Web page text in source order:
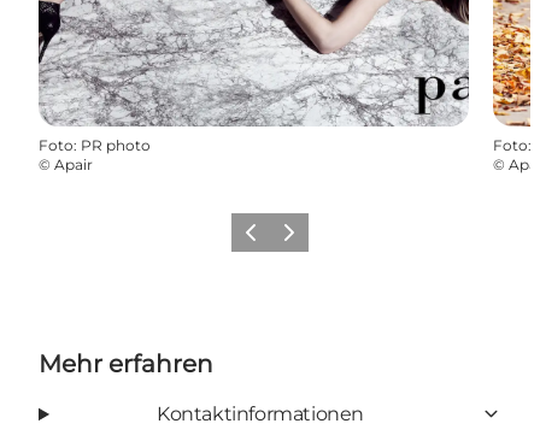
Foto: PR photo
© Apair
Foto:
©
ZurückWeiter
Mehr erfahren
Kontaktinformationen